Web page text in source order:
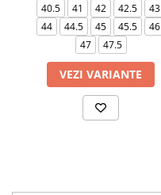
40.5 41 42 42.5
43
44
44.5 45 45.5
46
47
47.5
VEZI VARIANTE